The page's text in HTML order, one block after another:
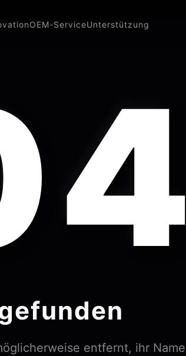
OEM-ServiceUnterstützung
entfernt, ihr Name